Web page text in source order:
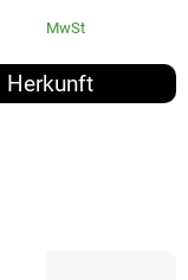
19% MwSt
Herkunft